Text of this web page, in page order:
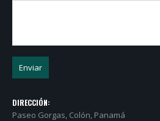
DIRECCIÓN:
Paseo Gorgas, Colón, Panamá